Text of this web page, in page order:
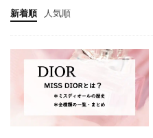
新着順 人気順